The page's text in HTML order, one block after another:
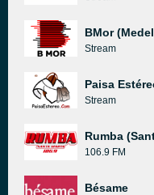
BMor
Stream
Paisa
Stream
Rumba
106.9 FM
Bésame